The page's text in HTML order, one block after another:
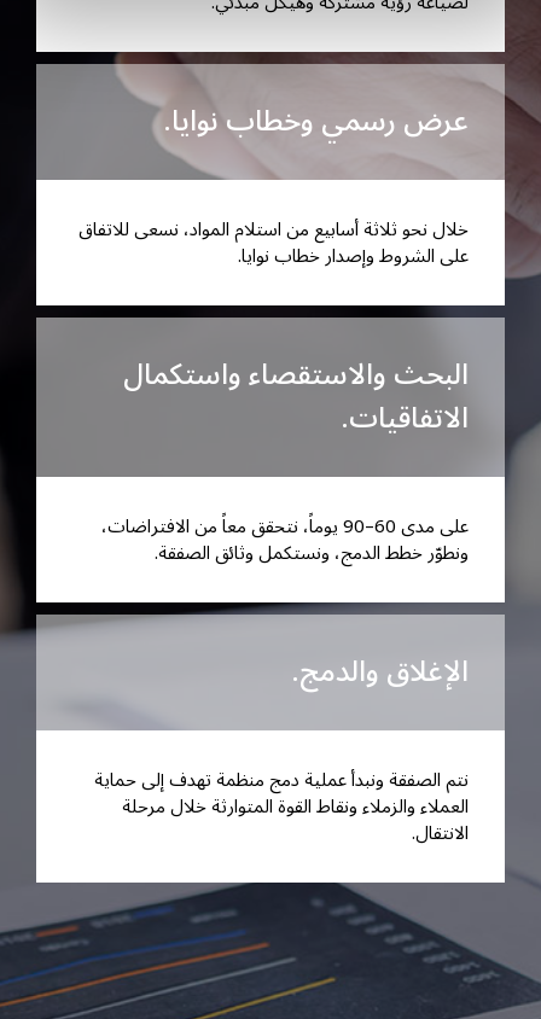
عرض رسمي وخطاب نوايا.
خلال نحو ثلاثة أسابيع من استلام المواد، نسعى للاتفاق
على الشروط وإصدار خطاب نوايا.
البحث والاستقصاء واستكمال
الاتفاقيات.
على مدى 60–90 يوماً، نتحقق معاً من الافتراضات،
ونطوّر خطط الدمج، ونستكمل وثائق الصفقة.
الإغلاق والدمج.
نتم الصفقة ونبدأ عملية دمج منظمة تهدف إلى حماية
العملاء والزملاء ونقاط القوة المتوارثة خلال مرحلة
الانتقال.